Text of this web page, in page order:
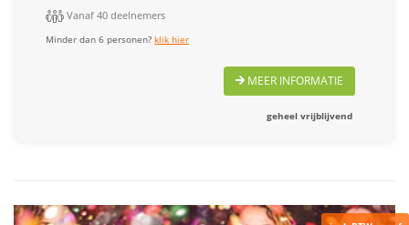
Vanaf 40 deelnemers
Minder dan 6 personen?klik hier
MEER INFORMATIE
geheel vrijblijvend